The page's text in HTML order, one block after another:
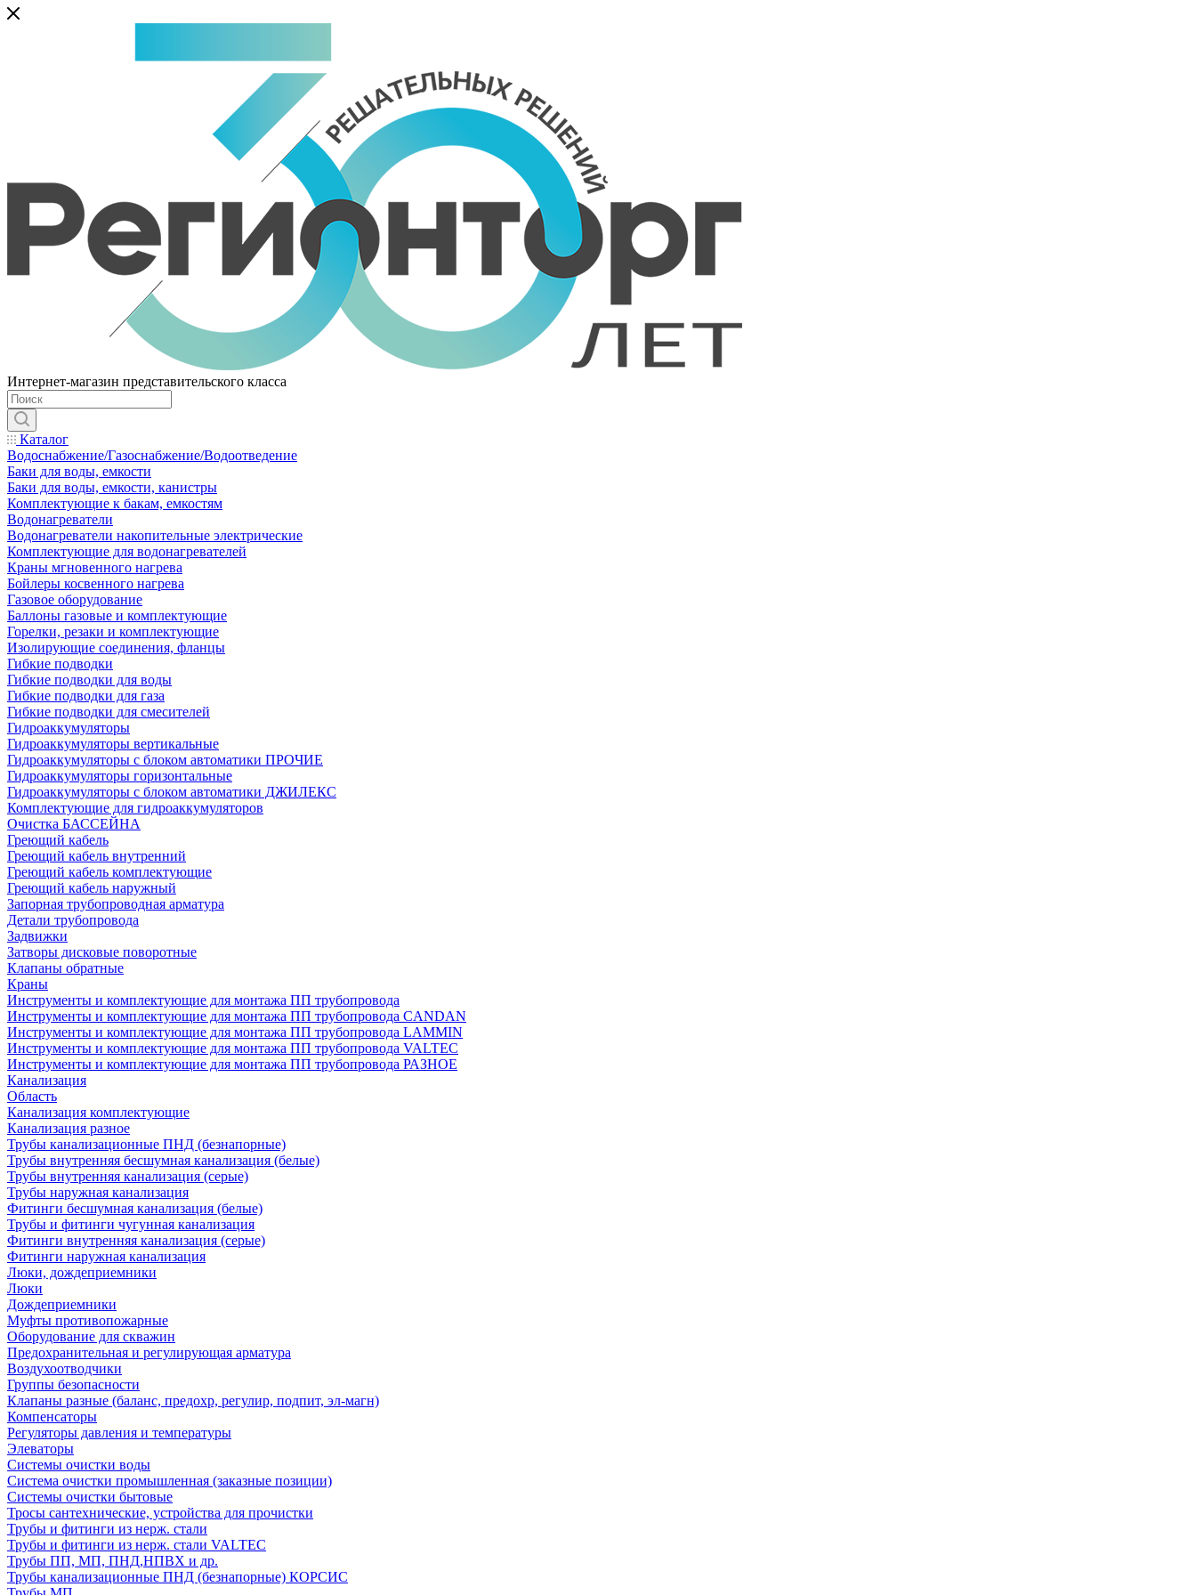
Интернет-магазин представительского класса
Каталог
Водоснабжение/Газоснабжение/Водоотведение
Баки для воды, емкости
Баки для воды, емкости, канистры
Комплектующие к бакам, емкостям
Водонагреватели
Водонагреватели накопительные электрические
Комплектующие для водонагревателей
Краны мгновенного нагрева
Бойлеры косвенного нагрева
Газовое оборудование
Баллоны газовые и комплектующие
Горелки, резаки и комплектующие
Изолирующие соединения, фланцы
Гибкие подводки
Гибкие подводки для воды
Гибкие подводки для газа
Гибкие подводки для смесителей
Гидроаккумуляторы
Гидроаккумуляторы вертикальные
Гидроаккумуляторы с блоком автоматики ПРОЧИЕ
Гидроаккумуляторы горизонтальные
Гидроаккумуляторы с блоком автоматики ДЖИЛЕКС
Комплектующие для гидроаккумуляторов
Очистка БАССЕЙНА
Греющий кабель
Греющий кабель внутренний
Греющий кабель комплектующие
Греющий кабель наружный
Запорная трубопроводная арматура
Детали трубопровода
Задвижки
Затворы дисковые поворотные
Клапаны обратные
Краны
Инструменты и комплектующие для монтажа ПП трубопровода
Инструменты и комплектующие для монтажа ПП трубопровода CANDAN
Инструменты и комплектующие для монтажа ПП трубопровода LAMMIN
Инструменты и комплектующие для монтажа ПП трубопровода VALTEC
Инструменты и комплектующие для монтажа ПП трубопровода РАЗНОЕ
Канализация
Область
Канализация комплектующие
Канализация разное
Трубы канализационные ПНД (безнапорные)
Трубы внутренняя бесшумная канализация (белые)
Трубы внутренняя канализация (серые)
Трубы наружная канализация
Фитинги бесшумная канализация (белые)
Трубы и фитинги чугунная канализация
Фитинги внутренняя канализация (серые)
Фитинги наружная канализация
Люки, дождеприемники
Люки
Дождеприемники
Муфты противопожарные
Оборудование для скважин
Предохранительная и регулирующая арматура
Воздухоотводчики
Группы безопасности
Клапаны разные (баланс, предохр, регулир, подпит, эл-магн)
Компенсаторы
Регуляторы давления и температуры
Элеваторы
Системы очистки воды
Система очистки промышленная (заказные позиции)
Системы очистки бытовые
Тросы сантехнические, устройства для прочистки
Трубы и фитинги из нерж. стали
Трубы и фитинги из нерж. стали VALTEC
Трубы ПП, МП, ПНД,НПВХ и др.
Трубы канализационные ПНД (безнапорные) КОРСИС